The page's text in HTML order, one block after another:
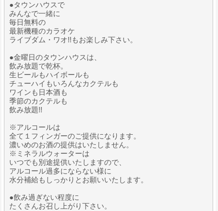
●タウンハウスで
みんなで一緒に
毎日無料の
最新機種のカラオケ
ライブダム・ワオ!!もお楽しみ下さい。
●金曜日のタウンハウスは、
飲み放題で乾杯。
生ビールもハイボールも
チューハイもいろんなカクテルも
ワインも日本酒も
季節のカクテルも
飲み放題!!
※アルコールは
全て１フィンガーのご提供になります。
濃いめのお酒の提供はいたしません。
※ミネラルウォーターは
いつでも別途提供いたしますので、
アルコール過多にならない様に
水分補給もしっかりとお願いいたします。
●飲み過ぎない程度に
たくさんお召し上がり下さい。